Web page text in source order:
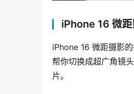
iPhone 16 微
iPhone 16 微距摄影
帮你切换成超广角镜
片。